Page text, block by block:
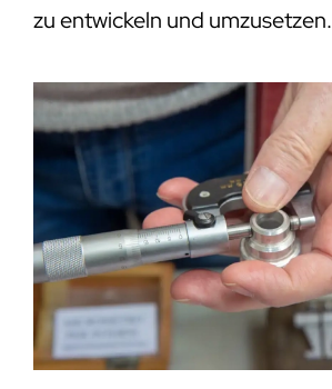
zu entwickeln und umzusetzen.